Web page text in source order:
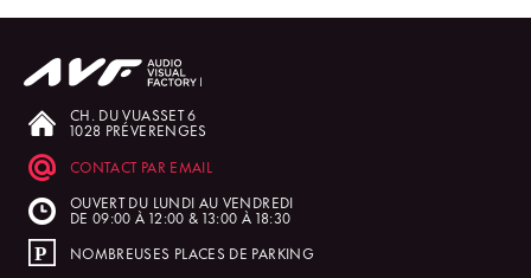
CH. DU VUASSET 6
1028 PRÉVERENGES
CONTACT PAR EMAIL
OUVERT DU LUNDI AU VENDREDI
DE 09:00 À 12:00 & 13:00 À 18:30
NOMBREUSES PLACES DE PARKING